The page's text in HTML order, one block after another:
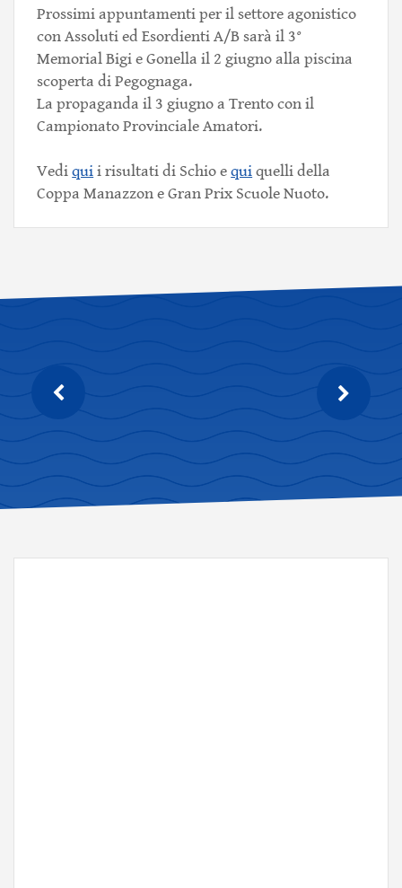
Prossimi appuntamenti per il settore agonistico
con Assoluti ed Esordienti A/B sarà il 3°
Memorial Bigi e Gonella il 2 giugno alla piscina
scoperta di Pegognaga.
La propaganda il 3 giugno a Trento con il
Campionato Provinciale Amatori.
Vediquii risultati di Schio equiquelli della
Coppa Manazzon e Gran Prix Scuole Nuoto.